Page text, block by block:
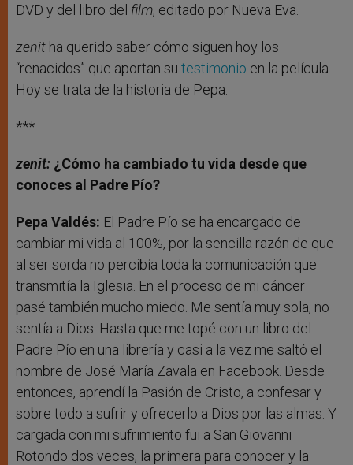
DVD y del libro del film, editado por Nueva Eva.
zenit ha querido saber cómo siguen hoy los
“renacidos” que aportan su testimonio en la película.
Hoy se trata de la historia de Pepa.
***
zenit: ¿Cómo ha cambiado tu vida desde que
conoces al Padre Pío?
Pepa Valdés: El Padre Pío se ha encargado de
cambiar mi vida al 100%, por la sencilla razón de que
al ser sorda no percibía toda la comunicación que
transmitía la Iglesia. En el proceso de mi cáncer
pasé también mucho miedo. Me sentía muy sola, no
sentía a Dios. Hasta que me topé con un libro del
Padre Pío en una librería y casi a la vez me saltó el
nombre de José María Zavala en Facebook. Desde
entonces, aprendí la Pasión de Cristo, a confesar y
sobre todo a sufrir y ofrecerlo a Dios por las almas. Y
cargada con mi sufrimiento fui a San Giovanni
Rotondo dos veces, la primera para conocer y la